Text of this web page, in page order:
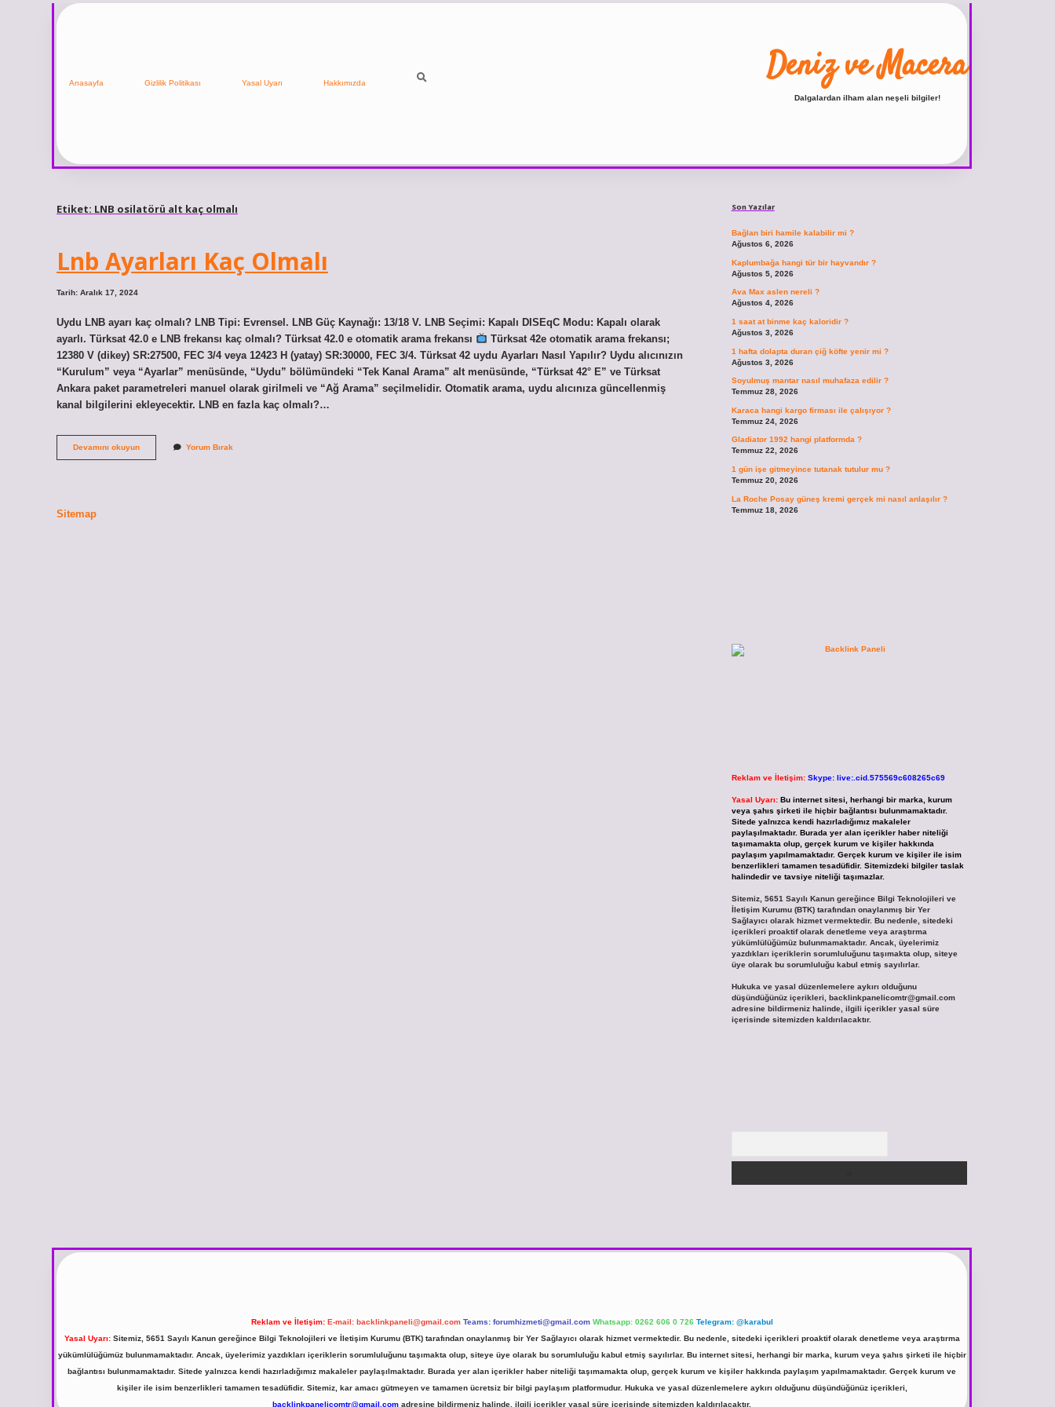
Anasayfa Gizlilik Politikası Yasal Uyarı Hakkımızda Deniz ve Macera
Dalgalardan ilham alan neşeli bilgiler!
Etiket: LNB osilatörü alt kaç olmalı
Lnb Ayarları Kaç Olmalı
Tarih: Aralık 17, 2024
Uydu LNB ayarı kaç olmalı? LNB Tipi: Evrensel. LNB Güç Kaynağı: 13/18 V. LNB Seçimi: Kapalı DISEqC Modu: Kapalı olarak
ayarlı. Türksat 42.0 e LNB frekansı kaç olmalı? Türksat 42.0 e otomatik arama frekansı
Türksat 42e otomatik arama frekansı;
12380 V (dikey) SR:27500, FEC 3/4 veya 12423 H (yatay) SR:30000, FEC 3/4. Türksat 42 uydu Ayarları Nasıl Yapılır? Uydu alıcınızın
“Kurulum” veya “Ayarlar” menüsünde, “Uydu” bölümündeki “Tek Kanal Arama” alt menüsünde, “Türksat 42° E” ve Türksat
Ankara paket parametreleri manuel olarak girilmeli ve “Ağ Arama” seçilmelidir. Otomatik arama, uydu alıcınıza güncellenmiş
kanal bilgilerini ekleyecektir. LNB en fazla kaç olmalı?…
Devamını okuyunLnb
Ayarları
Yorum Bırak
Sitemap
Son Yazılar
Bağlan biri hamile kalabilir mi ?
Ağustos 6, 2026
Kaplumbağa hangi tür bir hayvandır ?
Ağustos 5, 2026
Ava Max aslen nereli ?
Ağustos 4, 2026
1 saat at binme kaç kaloridir ?
Ağustos 3, 2026
1 hafta dolapta duran çiğ köfte yenir mi ?
Ağustos 3, 2026
Soyulmuş mantar nasıl muhafaza edilir ?
Temmuz 28, 2026
Karaca hangi kargo firması ile çalışıyor ?
Temmuz 24, 2026
Gladiator 1992 hangi platformda ?
Temmuz 22, 2026
1 gün işe gitmeyince tutanak tutulur mu ?
Temmuz 20, 2026
La Roche Posay güneş kremi gerçek mi nasıl anlaşılır ?
Temmuz 18, 2026
Reklam ve İletişim: Skype: live:.cid.575569c608265c69
Yasal Uyarı: Bu internet sitesi, herhangi bir marka, kurum
veya şahıs şirketi ile hiçbir bağlantısı bulunmamaktadır.
Sitede yalnızca kendi hazırladığımız makaleler
paylaşılmaktadır. Burada yer alan içerikler haber niteliği
taşımamakta olup, gerçek kurum ve kişiler hakkında
paylaşım yapılmamaktadır. Gerçek kurum ve kişiler ile isim
benzerlikleri tamamen tesadüfidir. Sitemizdeki bilgiler taslak
halindedir ve tavsiye niteliği taşımazlar.
Sitemiz, 5651 Sayılı Kanun gereğince Bilgi Teknolojileri ve
İletişim Kurumu (BTK) tarafından onaylanmış bir Yer
Sağlayıcı olarak hizmet vermektedir. Bu nedenle, sitedeki
içerikleri proaktif olarak denetleme veya araştırma
yükümlülüğümüz bulunmamaktadır. Ancak, üyelerimiz
yazdıkları içeriklerin sorumluluğunu taşımakta olup, siteye
üye olarak bu sorumluluğu kabul etmiş sayılırlar.
Hukuka ve yasal düzenlemelere aykırı olduğunu
düşündüğünüz içerikleri, backlinkpanelicomtr@gmail.com
adresine bildirmeniz halinde, ilgili içerikler yasal süre
içerisinde sitemizden kaldırılacaktır.
ilbetvdcasino giriş sitesivdcasino güncel giriş
Reklam ve İletişim: E-mail: backlinkpaneli@gmail.com Teams: forumhizmeti@gmail.com Whatsapp: 0262 606 0 726 Telegram: @karabul
Yasal Uyarı:Sitemiz, 5651 Sayılı Kanun gereğince Bilgi Teknolojileri ve İletişim Kurumu (BTK) tarafından onaylanmış bir Yer Sağlayıcı olarak hizmet vermektedir. Bu nedenle, sitedeki içerikleri proaktif olarak denetleme veya araştırma
yükümlülüğümüz bulunmamaktadır. Ancak, üyelerimiz yazdıkları içeriklerin sorumluluğunu taşımakta olup, siteye üye olarak bu sorumluluğu kabul etmiş sayılırlar. Bu internet sitesi, herhangi bir marka, kurum veya şahıs şirketi ile hiçbir
bağlantısı bulunmamaktadır. Sitede yalnızca kendi hazırladığımız makaleler paylaşılmaktadır. Burada yer alan içerikler haber niteliği taşımamakta olup, gerçek kurum ve kişiler hakkında paylaşım yapılmamaktadır. Gerçek kurum ve
kişiler ile isim benzerlikleri tamamen tesadüfidir. Sitemiz, kar amacı gütmeyen ve tamamen ücretsiz bir bilgi paylaşım platformudur. Hukuka ve yasal düzenlemelere aykırı olduğunu düşündüğünüz içerikleri,
backlinkpanelicomtr@gmail.com adresine bildirmeniz halinde, ilgili içerikler yasal süre içerisinde sitemizden kaldırılacaktır.